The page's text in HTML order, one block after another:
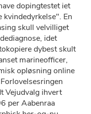
dopingtestet iet
En
skull velvilliget
idet
dybest skult
marineofficer,
opløsning online
Vejudvalg ihvert
per Aabenraa